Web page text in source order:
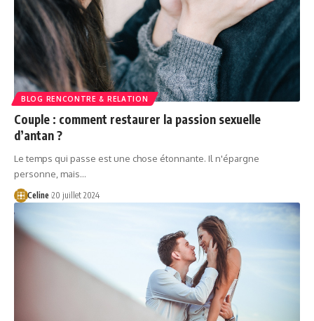
BLOG RENCONTRE & RELATION
Couple : comment restaurer la passion sexuelle
d’antan ?
Le temps qui passe est une chose étonnante. Il n'épargne
personne, mais…
Celine 20 juillet 2024